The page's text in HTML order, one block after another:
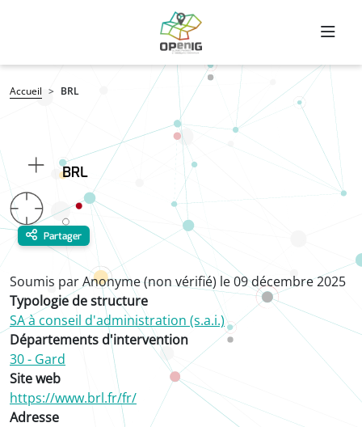
Fil d'Ariane
Accueil BRL
BRL
Partager
Soumis parAnonyme (non vérifié) le09 décembre 2025
Typologie de structure
SA à conseil d'administration (s.a.i.)
Départements d'intervention
30 - Gard
Site web
https://www.brl.fr/fr/
Adresse